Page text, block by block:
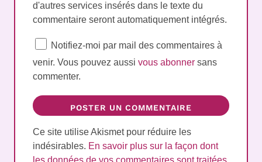
d'autres services insérés dans le texte du
commentaire seront automatiquement intégrés.
Notifiez-moi par mail des commentaires à
venir. Vous pouvez aussi vous abonner sans
commenter.
Ce site utilise Akismet pour réduire les
indésirables. En savoir plus sur la façon dont